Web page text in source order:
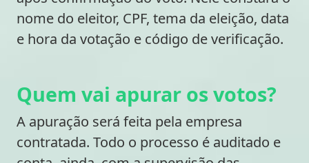
nome do eleitor, CPF, tema da eleição, data
e hora da votação e código de verificação.
Quem vai apurar os votos?
A apuração será feita pela empresa
contratada. Todo o processo é auditado e